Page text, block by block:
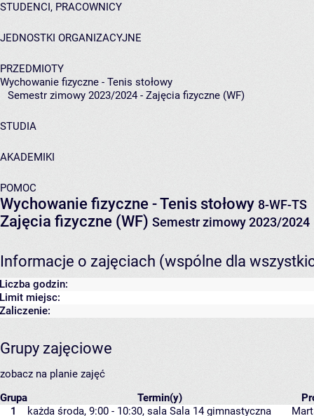
STUDENCI, PRACOWNICY
JEDNOSTKI ORGANIZACYJNE
PRZEDMIOTY
Wychowanie fizyczne - Tenis stołowy
Semestr zimowy 2023/2024 - Zajęcia fizyczne (WF)
STUDIA
AKADEMIKI
POMOC
Wychowanie fizyczne - Tenis stołowy 8-WF-TS
Zajęcia fizyczne (WF) Semestr zimowy 2023/2024
Informacje o zajęciach (wspólne dla
Liczba godzin:
Limit miejsc:
Zaliczenie:
Grupy zajęciowe
zobacz na planie zajęć
Grupa
Termin(y)
1
każda środa, 9:00 - 10:30, sala Sala 14 gimnastyczna